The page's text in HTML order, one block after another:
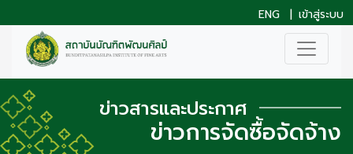
ENG | เข้าสู่ระบบ
ข่าวสารและประกาศ
ข่าวการจัดซื้อจัดจ้าง